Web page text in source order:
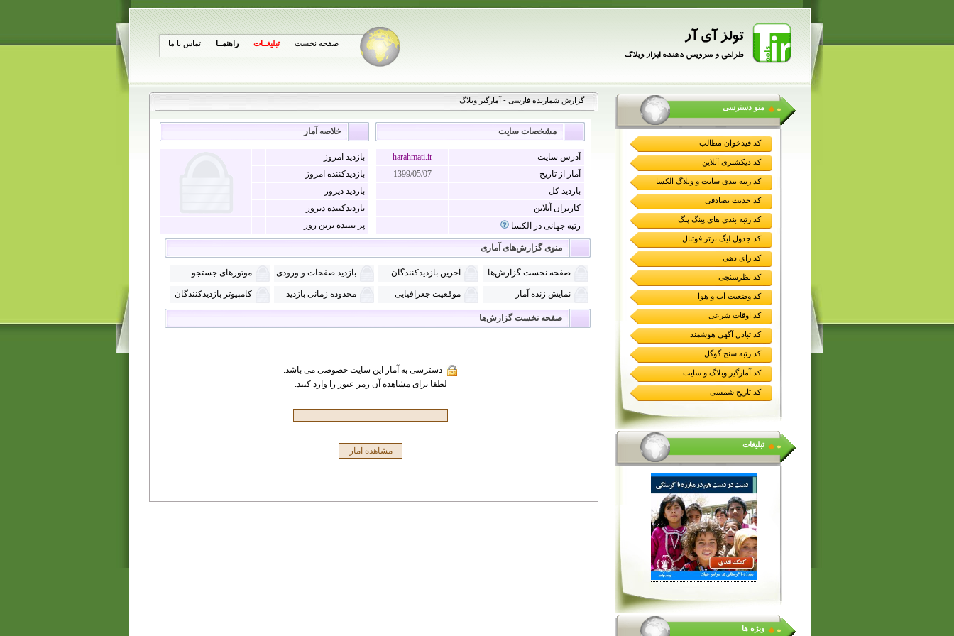
صفحه نخست تبلیغــات راهنمــا تماس با ما
گزارش شمارنده فارسی - آمارگیر وبلاگ
مشخصات سایت
آدرس سایت
harahmati.ir
آمار از تاريخ
1399/05/07
بازديد کل
-
کاربران آنلاین
-
رتبه جهانی در الکسا
-
خلاصه آمار
بازديد امروز
-
بازديدکننده امروز
-
بازديد دیروز
-
بازديدکننده دیروز
-
پر بيننده ترين روز
-
-
منوی گزارش‌های آماری
صفحه نخست گزارش‌ها آخرین بازدیدکنندگان بازدید صفحات و ورودی موتورهای جستجو
نمايش زنده آمار موقعیت جغرافیایی محدوده زمانی بازدید کامپیوتر بازدیدکنندگان
صفحه نخست گزارش‌ها
دسترسی به آمار این سایت خصوصی می باشد.
لطفا برای مشاهده آن رمز عبور را وارد کنید.
منو دسترسی
کد فیدخوان مطالب
کد دیکشنری آنلاین
کد رتبه بندی سایت و وبلاگ الکسا
کد حدیث تصادفی
کد رتبه بندی های پینگ پنگ
کد جدول لیگ برتر فوتبال
کد رای دهی
کد نظرسنجی
کد وضعیت آب و هوا
کد اوقات شرعی
کد تبادل آگهی هوشمند
کد رتبه سنج گوگل
کد آمارگیر وبلاگ و سایت
کد تاریخ شمسی
تبلیغات
ویژه ها